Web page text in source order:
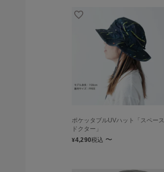
ポケッタブルUVハット「スペース
ドクター」
¥4,290税込 〜